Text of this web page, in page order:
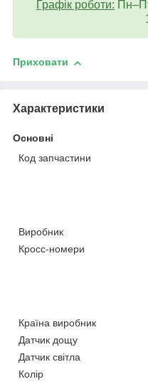
Графік роботи:
Приховати
Характеристики
Основні
Код запчастини
Виробник
Кросс-номери
Країна виробник
Датчик дощу
Датчик світла
Колір